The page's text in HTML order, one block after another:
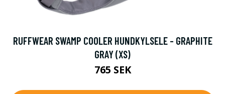
RUFFWEAR SWAMP COOLER HUNDKYLSELE - GRAPHITE
GRAY (XS)
765 SEK